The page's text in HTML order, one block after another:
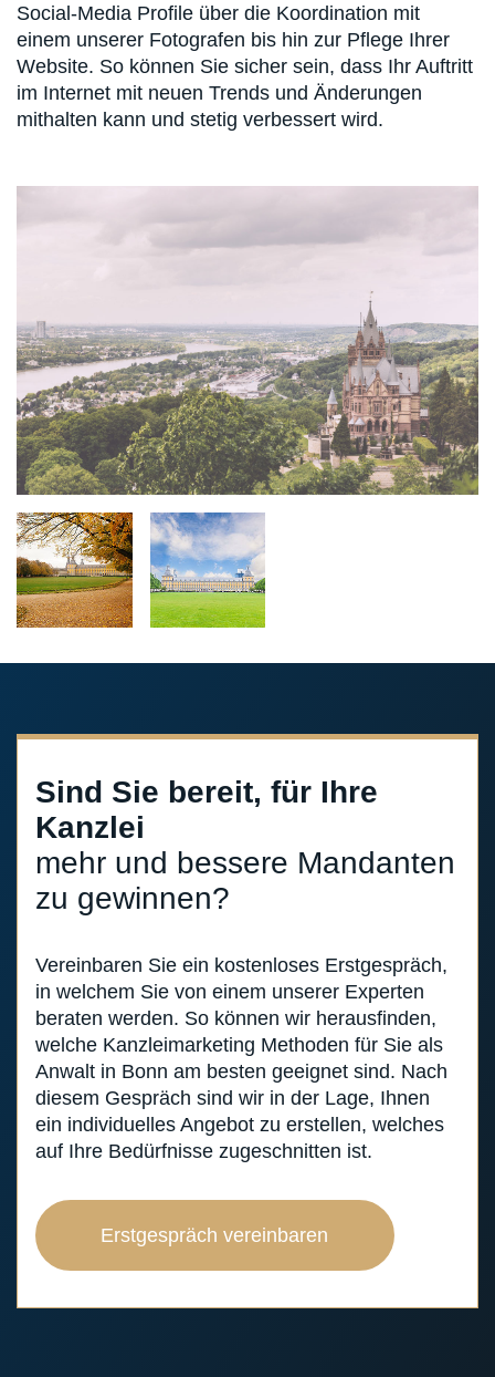
Social-Media Profile über die Koordination mit
einem unserer Fotografen bis hin zur Pflege Ihrer
Website. So können Sie sicher sein, dass Ihr Auftritt
im Internet mit neuen Trends und Änderungen
mithalten kann und stetig verbessert wird.
Sind Sie bereit, für Ihre
Kanzlei
mehr und bessere Mandanten
zu gewinnen?
Vereinbaren Sie ein kostenloses Erstgespräch,
in welchem Sie von einem unserer Experten
beraten werden. So können wir herausfinden,
welche Kanzleimarketing Methoden für Sie als
Anwalt in Bonn am besten geeignet sind. Nach
diesem Gespräch sind wir in der Lage, Ihnen
ein individuelles Angebot zu erstellen, welches
auf Ihre Bedürfnisse zugeschnitten ist.
Erstgespräch vereinbaren